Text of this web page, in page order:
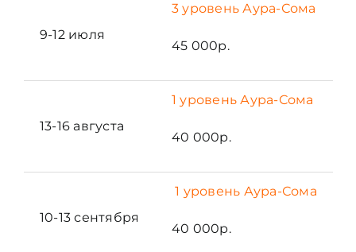
9-12 июля
3 уровень Аура-Сома
45 000р.
13-16 августа
1 уровень Аура-Сома
40 000р.
10-13 сентября
1 уровень Аура-Сома
40 000р.